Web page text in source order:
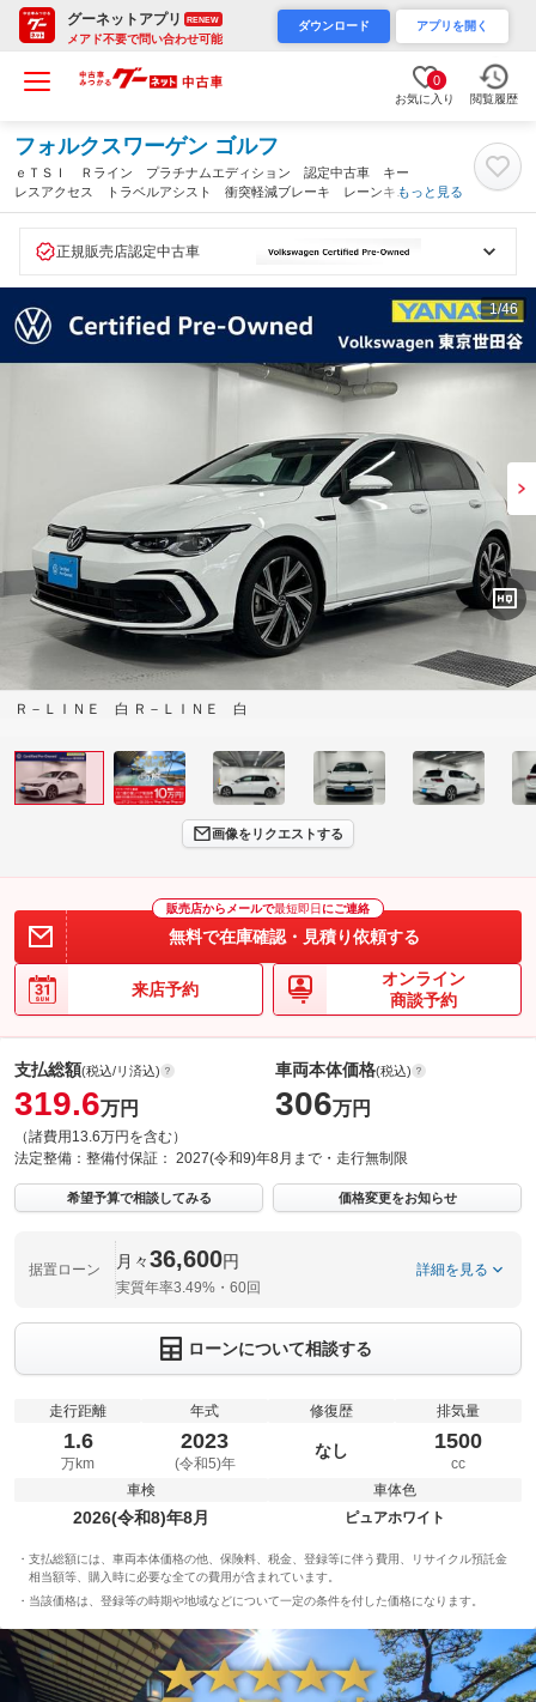
グーネットアプリ RENEW
メアド不要で問い合わせ可能
ダウンロード アプリを開く
0
お気に入り 閲覧履歴
フォルクスワーゲン ゴルフ
ｅＴＳＩ Ｒライン プラチナムエディション 認定中古車 キー
レスアクセス トラベルアシスト 衝突軽減ブレーキ レーンキー
プシステム コーナリングセンサー Ｂｌｕｅｔｏｏｔｈ アップ
（東京都）
もっと見る
正規販売店認定中古車
1/46
Ｒ－ＬＩＮＥ 白 Ｒ－ＬＩＮＥ 白
画像をリクエストする
販売店からメールで最短即日 にご連絡
無料で在庫確認・見積り依頼する
来店予約
オンライン
商談予約
支払総額(税込/リ済込)
319.6万円
（諸費用13.6万円を含む）
車両本体価格(税込)
306万円
法定整備： 整備付保証： 2027(令和9)年8月まで・走行無制限
希望予算で相談してみる 価格変更をお知らせ
据置ローン 月々36,600円
実質年率3.49%・60回
詳細を見る
ローンについて相談する
走行距離
1.6
万km
年式
2023
(令和5)年
修復歴
なし
排気量
1500
cc
車検
2026(令和8)年8月
車体色
ピュアホワイト
支払総額には、車両本体価格の他、保険料、税金、登録等に伴う費用、リサイクル預託金
相当額等、購入時に必要な全ての費用が含まれています。
当該価格は、登録等の時期や地域などについて一定の条件を付した価格になります。